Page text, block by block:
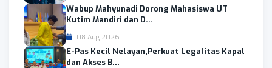
Wabup Mahyunadi Dorong Mahasiswa UT
Kutim Mandiri dan D...
08 Aug 2026
E-Pas Kecil Nelayan,Perkuat Legalitas Kapal
dan Akses B...